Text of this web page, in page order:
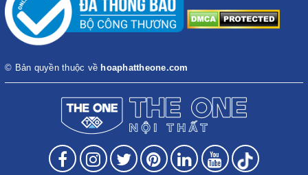
© Bản quyền thuộc về hoaphattheone.com